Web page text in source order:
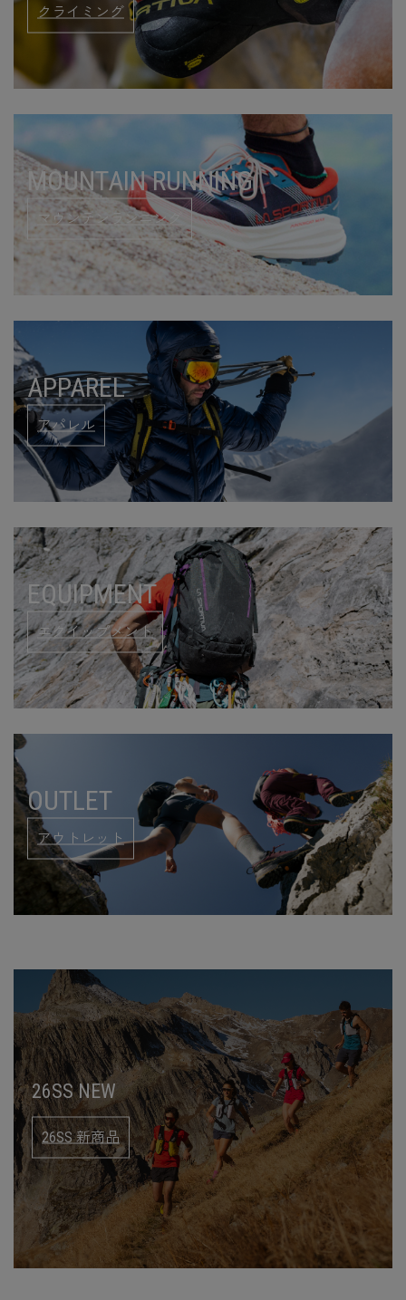
クライミング
MOUNTAIN RUNNING
マウンテンランニング
APPAREL
アパレル
EQUIPMENT
エクイップメント
OUTLET
アウトレット
26SS NEW
26SS 新商品